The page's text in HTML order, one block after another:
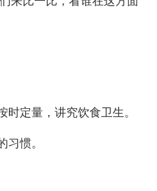
定量，讲究饮食卫生。
惯。